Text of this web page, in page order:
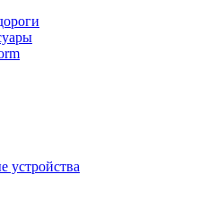
устройства